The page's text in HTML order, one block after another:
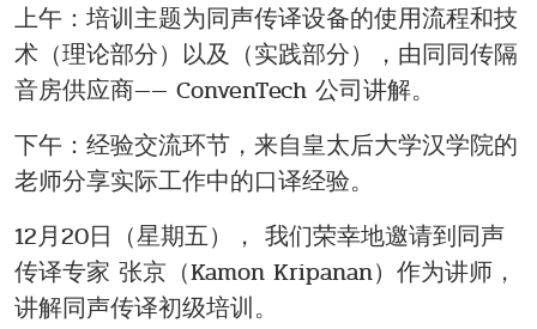
上午：培训主题为同声传译设备的使用流程和技
术（理论部分）以及（实践部分），由同同传隔
音房供应商—— ConvenTech 公司讲解。
下午：经验交流环节，来自皇太后大学汉学院的
老师分享实际工作中的口译经验。
12月20日（星期五）， 我们荣幸地邀请到同声
传译专家 张京（Kamon Kripanan）作为讲师，
讲解同声传译初级培训。